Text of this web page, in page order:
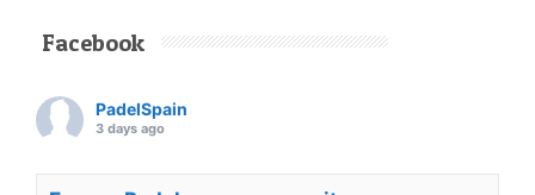
Facebook
PadelSpain
3 days ago